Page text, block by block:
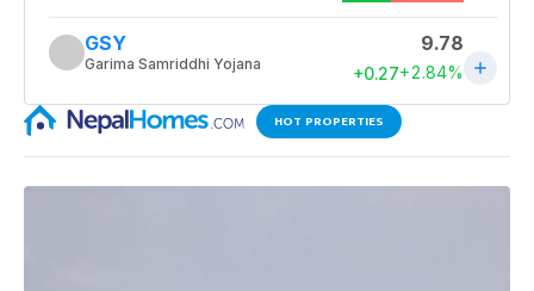
HOT PROPERTIES